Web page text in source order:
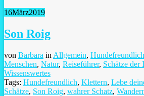
16März2019
Son Roig
von Barbara in Allgemein, Hundefreundlich
Menschen, Natur, Reiseführer, Schätze der
Wissenswertes
Tags: Hundefreundlich, Klettern, Lebe
Schätze, Son Roig, wahrer Schatz,